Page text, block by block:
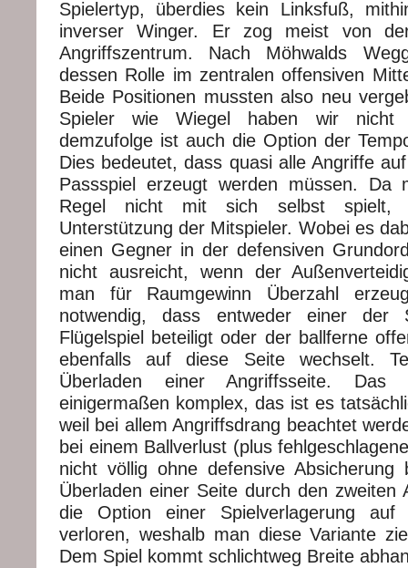
Spielertyp, überdies kein Linksfuß,
inverser Winger. Er zog meist von
Angriffszentrum. Nach Möhwalds
dessen Rolle im zentralen offensiven
Beide Positionen mussten also neu
Spieler wie Wiegel haben wir nicht
demzufolge ist auch die Option der
Dies bedeutet, dass quasi alle Angriffe
Passspiel erzeugt werden müssen. Da
Regel nicht mit sich selbst spielt,
Unterstützung der Mitspieler. Wobei es
einen Gegner in der defensiven
nicht ausreicht, wenn der
man für Raumgewinn Überzahl
notwendig, dass entweder einer der
Flügelspiel beteiligt oder der ballferne
ebenfalls auf diese Seite wechselt.
Überladen einer Angriffsseite.
einigermaßen komplex, das ist es
weil bei allem Angriffsdrang beachtet
bei einem Ballverlust (plus
nicht völlig ohne defensive Absicherung
Überladen einer Seite durch den zweiten
die Option einer Spielverlagerung
verloren, weshalb man diese Variante
Dem Spiel kommt schlichtweg Breite